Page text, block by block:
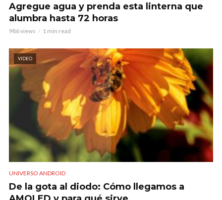
Agregue agua y prenda esta linterna que
alumbra hasta 72 horas
986 views 1 min read
VIDEO
UNIVERSO ANDROID
De la gota al diodo: Cómo llegamos a